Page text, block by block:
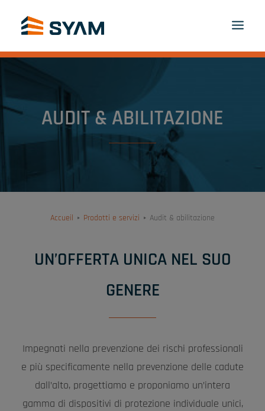
CONTATTI
ACCEDI
AUDIT & ABILITAZIONE
Accueil Prodotti e servizi Audit & abilitazione
UN’OFFERTA UNICA NEL SUO
GENERE
Impegnati nella prevenzione dei rischi professionali
e più specificamente nella prevenzione delle cadute
dall’alto, progettiamo e proponiamo un’intera
gamma di dispositivi di protezione individuale unici,